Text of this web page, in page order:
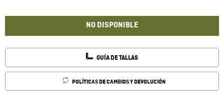
NO DISPONIBLE
GUÍA DE TALLAS
POLÍTICAS DE CAMBIOS Y DEVOLUCIÓN